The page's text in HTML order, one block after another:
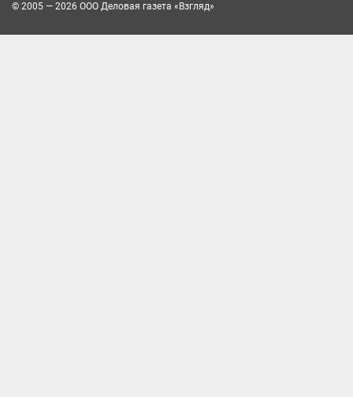
© 2005 — 2026 ООО Деловая газета «Взгляд»